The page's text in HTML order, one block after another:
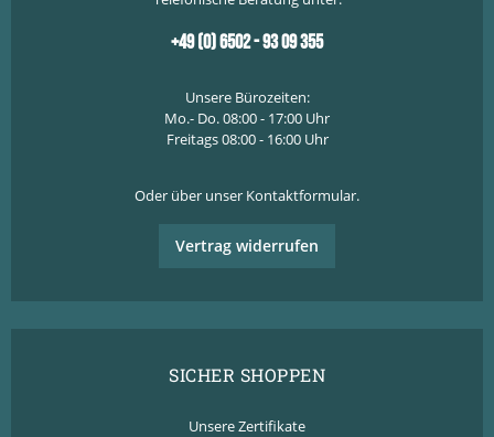
+49 (0) 6502 - 93 09 355
Unsere Bürozeiten:
Mo.- Do. 08:00 - 17:00 Uhr
Freitags 08:00 - 16:00 Uhr
Oder über unser Kontaktformular.
Vertrag widerrufen
SICHER SHOPPEN
Unsere Zertifikate